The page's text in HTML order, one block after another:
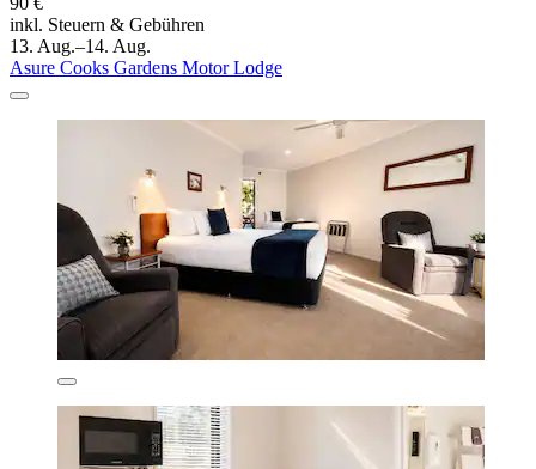
inkl. Steuern & Gebühren
13. Aug.–14. Aug.
Asure Cooks Gardens Motor Lodge